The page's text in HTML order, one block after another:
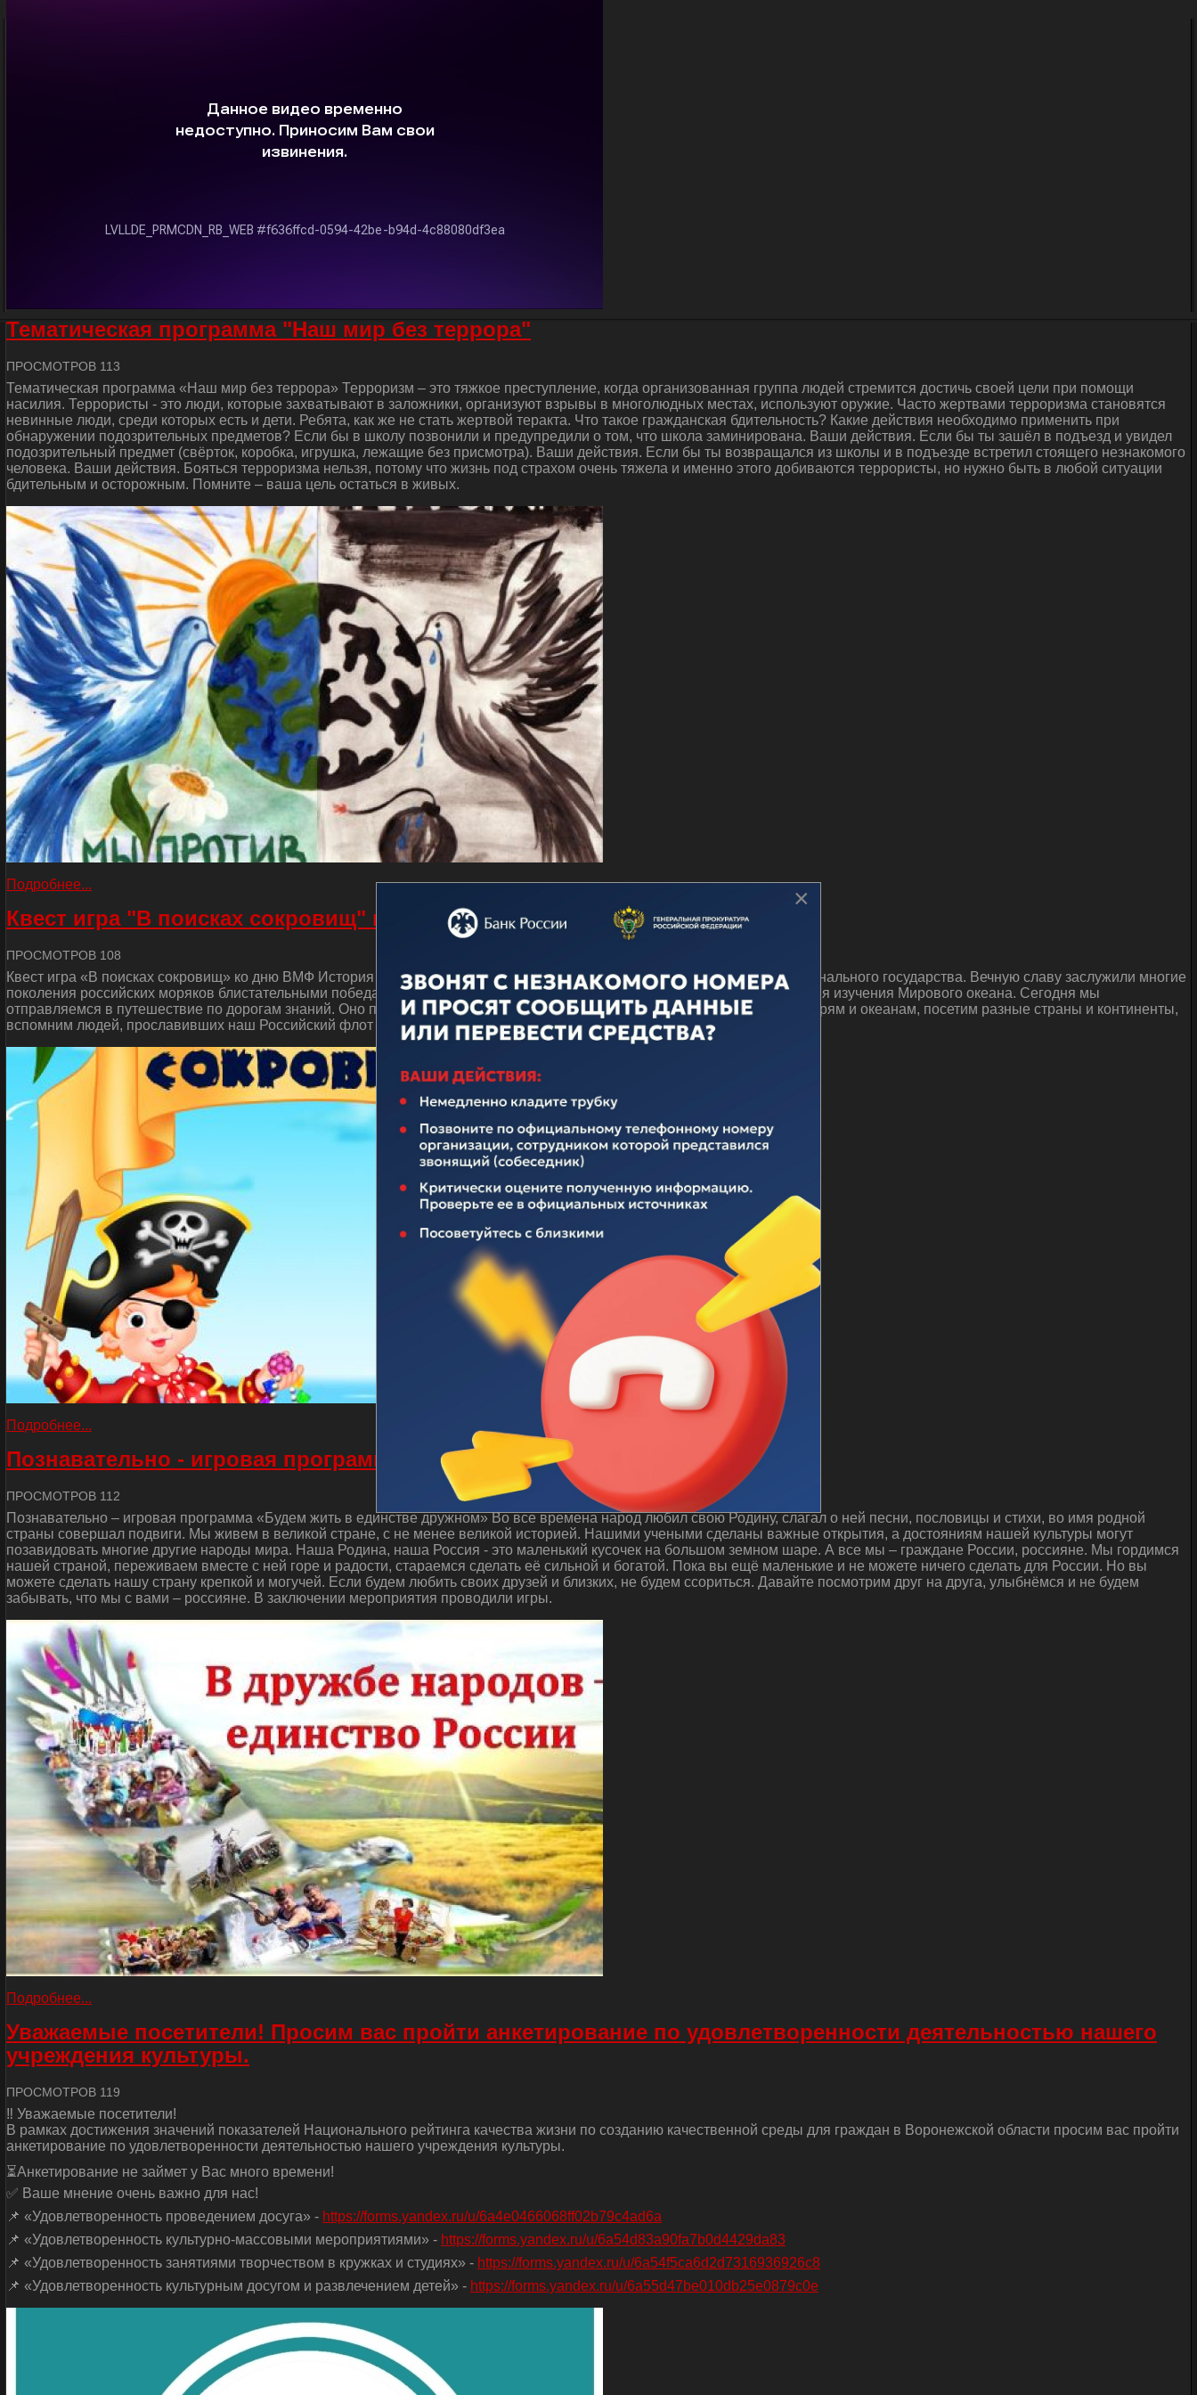
Тематическая программа "Наш мир без террора"
ПРОСМОТРОВ 113
Тематическая программа «Наш мир без террора» Терроризм – это тяжкое преступление, когда организованная группа людей стремится достичь своей цели при помощи
насилия. Террористы - это люди, которые захватывают в заложники, организуют взрывы в многолюдных местах, используют оружие. Часто жертвами терроризма становятся
невинные люди, среди которых есть и дети. Ребята, как же не стать жертвой теракта. Что такое гражданская бдительность? Какие действия необходимо применить при
обнаружении подозрительных предметов? Если бы в школу позвонили и предупредили о том, что школа заминирована. Ваши действия. Если бы ты зашёл в подъезд и увидел
подозрительный предмет (свёрток, коробка, игрушка, лежащие без присмотра). Ваши действия. Если бы ты возвращался из школы и в подъезде встретил стоящего незнакомого
человека. Ваши действия. Бояться терроризма нельзя, потому что жизнь под страхом очень тяжела и именно этого добиваются террористы, но нужно быть в любой ситуации
бдительным и осторожным. Помните – ваша цель остаться в живых.
Подробнее...
Квест игра "В поисках сокровищ" ко дню ВМФ
ПРОСМОТРОВ 108
Квест игра «В поисках сокровищ» ко дню ВМФ История отечественного флота неотделима от истории нашего многонационального государства. Вечную славу заслужили многие
поколения российских моряков блистательными победами над иноземными захватчиками, героическими подвигами во имя изучения Мирового океана. Сегодня мы
отправляемся в путешествие по дорогам знаний. Оно посвящается истории Российского Флота. Поэтому поплывем по морям и океанам, посетим разные страны и континенты,
вспомним людей, прославивших наш Российский флот и сделавших очень много для его становления и развития.
Подробнее...
Познавательно - игровая программа "Будем жить в единстве дружном"
ПРОСМОТРОВ 112
Познавательно – игровая программа «Будем жить в единстве дружном» Во все времена народ любил свою Родину, слагал о ней песни, пословицы и стихи, во имя родной
страны совершал подвиги. Мы живем в великой стране, с не менее великой историей. Нашими учеными сделаны важные открытия, а достояниям нашей культуры могут
позавидовать многие другие народы мира. Наша Родина, наша Россия - это маленький кусочек на большом земном шаре. А все мы – граждане России, россияне. Мы гордимся
нашей страной, переживаем вместе с ней горе и радости, стараемся сделать её сильной и богатой. Пока вы ещё маленькие и не можете ничего сделать для России. Но вы
можете сделать нашу страну крепкой и могучей. Если будем любить своих друзей и близких, не будем ссориться. Давайте посмотрим друг на друга, улыбнёмся и не будем
забывать, что мы с вами – россияне. В заключении мероприятия проводили игры.
Подробнее...
Уважаемые посетители! Просим вас пройти анкетирование по удовлетворенности деятельностью нашего
учреждения культуры.
ПРОСМОТРОВ 119
‼ Уважаемые посетители!
В рамках достижения значений показателей Национального рейтинга качества жизни по созданию качественной среды для граждан в Воронежской области просим вас пройти
анкетирование по удовлетворенности деятельностью нашего учреждения культуры.
⏳Анкетирование не займет у Вас много времени!
✅ Ваше мнение очень важно для нас!
📌 «Удовлетворенность проведением досуга» - https://forms.yandex.ru/u/6a4e0466068ff02b79c4ad6a
📌 «Удовлетворенность культурно-массовыми мероприятиями» - https://forms.yandex.ru/u/6a54d83a90fa7b0d4429da83
📌 «Удовлетворенность занятиями творчеством в кружках и студиях» - https://forms.yandex.ru/u/6a54f5ca6d2d7316936926c8
📌 «Удовлетворенность культурным досугом и развлечением детей» - https://forms.yandex.ru/u/6a55d47be010db25e0879c0e
×